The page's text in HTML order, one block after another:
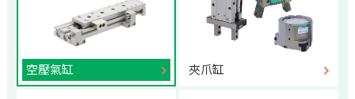
空壓氣缸 夾爪缸